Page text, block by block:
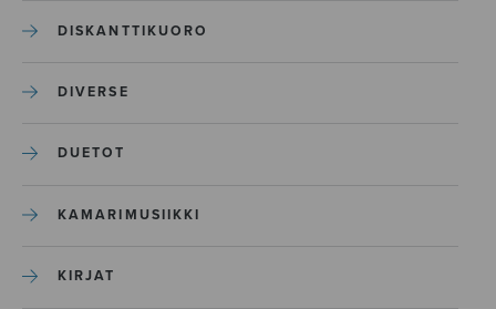
DISKANTTIKUORO
DIVERSE
DUETOT
KAMARIMUSIIKKI
KIRJAT